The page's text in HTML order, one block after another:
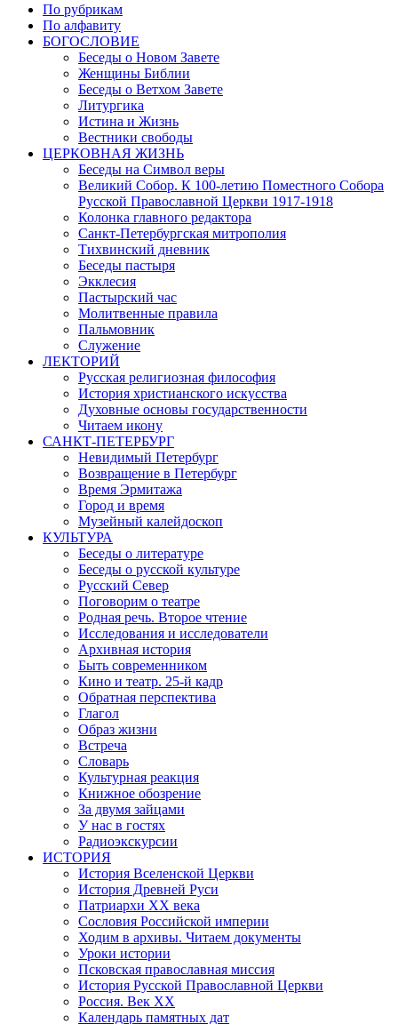
По рубрикам
По алфавиту
БОГОСЛОВИЕ
Беседы о Новом Завете
Женщины Библии
Беседы о Ветхом Завете
Литургика
Истина и Жизнь
Вестники свободы
ЦЕРКОВНАЯ ЖИЗНЬ
Беседы на Символ веры
Великий Собор. К 100-летию Поместного Собора
Русской Православной Церкви 1917-1918
Колонка главного редактора
Санкт-Петербургская митрополия
Тихвинский дневник
Беседы пастыря
Экклесия
Пастырский час
Молитвенные правила
Пальмовник
Служение
ЛЕКТОРИЙ
Русская религиозная философия
История христианского искусства
Духовные основы государственности
Читаем икону
САНКТ-ПЕТЕРБУРГ
Невидимый Петербург
Возвращение в Петербург
Время Эрмитажа
Город и время
Музейный калейдоскоп
КУЛЬТУРА
Беседы о литературе
Беседы о русской культуре
Русский Север
Поговорим о театре
Родная речь. Второе чтение
Исследования и исследователи
Архивная история
Быть современником
Кино и театр. 25-й кадр
Обратная перспектива
Глагол
Образ жизни
Встреча
Словарь
Культурная реакция
Книжное обозрение
За двумя зайцами
У нас в гостях
Радиоэкскурсии
ИСТОРИЯ
История Вселенской Церкви
История Древней Руси
Патриархи XX века
Сословия Российской империи
Ходим в архивы. Читаем документы
Уроки истории
Псковская православная миссия
История Русской Православной Церкви
Россия. Век ХХ
Календарь памятных дат